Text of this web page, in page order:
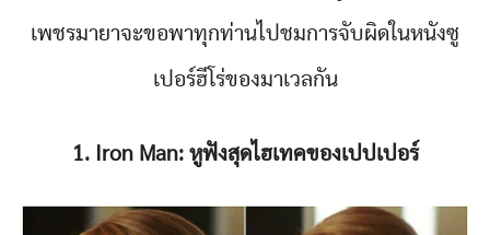
เพชรมายาจะขอพาทุกท่านไปชมการจับผิดในหนังซู
เปอร์ฮีโร่ของมาเวลกัน
1. Iron Man: หูฟังสุดไฮเทคของเปปเปอร์